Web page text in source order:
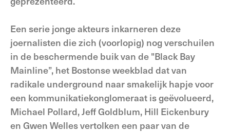
Een serie jonge akteurs inkarneren deze
joernalisten die zich (voorlopig) nog verschuilen
in de beschermende buik van de "Black Bay
Mainline”, het Bostonse weekblad dat van
radikale underground naar smakelijk hapje voor
een kommunikatiekonglomeraat is geëvolueerd,
Michael Pollard, Jeff Goldblum, Hill Eickenbury
en Gwen Welles vertolken een paar van de